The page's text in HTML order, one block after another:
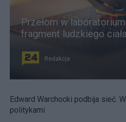
Przełom w
fragment ludzkiego ciała
Redakcja
Edward Warchocki podbija sieć.
politykami